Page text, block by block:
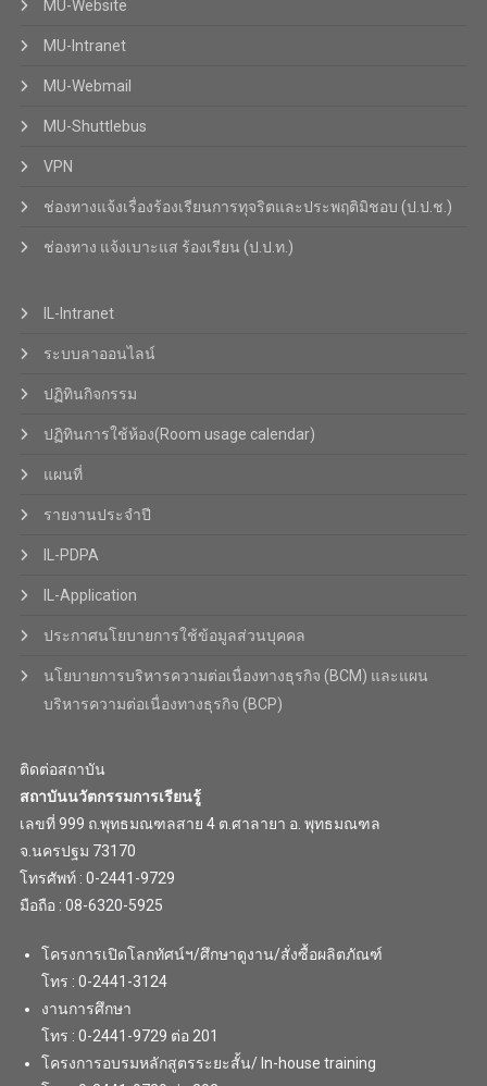
MU-Website
MU-Intranet
MU-Webmail
MU-Shuttlebus
VPN
ช่องทางแจ้งเรื่องร้องเรียนการทุจริตและประพฤติมิชอบ (ป.ป.ช.)
ช่องทาง แจ้งเบาะแส ร้องเรียน (ป.ป.ท.)
IL-Intranet
ระบบลาออนไลน์
ปฏิทินกิจกรรม
ปฏิทินการใช้ห้อง(Room usage calendar)
แผนที่
รายงานประจำปี
IL-PDPA
IL-Application
ประกาศนโยบายการใช้ข้อมูลส่วนบุคคล
นโยบายการบริหารความต่อเนื่องทางธุรกิจ (BCM) และแผน
บริหารความต่อเนื่องทางธุรกิจ (BCP)
ติดต่อสถาบัน
สถาบันนวัตกรรมการเรียนรู้
เลขที่ 999 ถ.พุทธมณฑลสาย 4 ต.ศาลายา อ. พุทธมณฑล
จ.นครปฐม 73170
โทรศัพท์ : 0-2441-9729
มือถือ : 08-6320-5925
โครงการเปิดโลกทัศน์ฯ/ศึกษาดูงาน/สั่งซื้อผลิตภัณฑ์
โทร : 0-2441-3124
งานการศึกษา
โทร : 0-2441-9729 ต่อ 201
โครงการอบรมหลักสูตรระยะสั้น/ In-house training